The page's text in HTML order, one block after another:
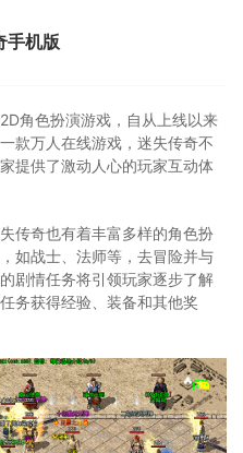
手机版
角色扮演游戏，自从上线以来
款万人在线游戏，迷失传奇不
提供了激动人心的玩家互动体
传奇也有着丰富多样的角色扮
如战士、法师等，去冒险并与
剧情任务将引领玩家逐步了解
务获得经验、装备和其他奖